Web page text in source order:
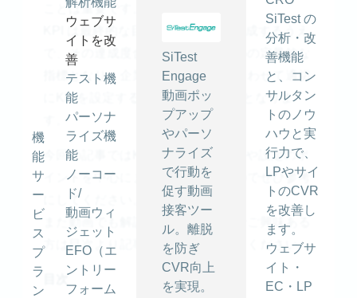
機
能
サ
ー
ビ
ス
プ
ラ
ン
ウェブサ
イトを改
善
テスト機
能
パーソナ
ライズ機
能
ノーコー
ド/
動画ウィ
ジェット
EFO（エ
ントリー
フォーム
SiTest
Engage
動画ポッ
プアップ
やパーソ
ナライズ
で行動を
促す動画
接客ツー
ル。離脱
を防ぎ
CVR向上
を実現。
SiTest の
分析・改
善機能
と、コン
サルタン
トのノウ
ハウと実
行力で、
LPやサイ
トのCVR
を改善し
ます。
ウェブサ
イト・
EC・LP
ことは重要です。
KPI は最終的な目標（ゴール）を達成するうえ
で、その達成度合いを計測するための定量的な
指標となり、企業や組織の目標に合わせて適切
にKPIを設定することが成功のカギとなりま
す。
今回の記事ではKPI 設定のプロセスや設定のポ
イントを中心にまとめておりますのでぜひ参考
にしてください。
また動画でも解説しておりますのでご興味ある
方は目次より記事の一番下からご覧ください。
目次